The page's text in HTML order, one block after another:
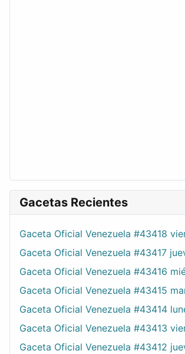
Gacetas Recientes
Gaceta Oficial Venezuela #43418
Gaceta Oficial Venezuela #43417
Gaceta Oficial Venezuela #43416
Gaceta Oficial Venezuela #43415
Gaceta Oficial Venezuela #43414
Gaceta Oficial Venezuela #43413
Gaceta Oficial Venezuela #43412